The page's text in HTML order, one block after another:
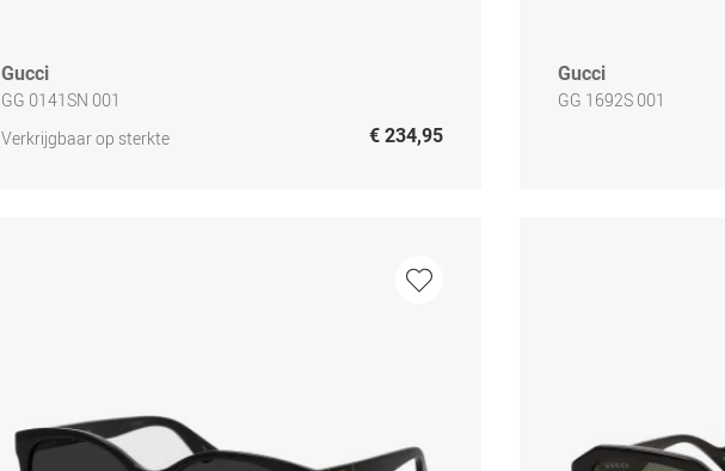
Gucci
GG 0141SN 001
Verkrijgbaar op sterkte
€ 234,95
Gucci
GG 1692S 001